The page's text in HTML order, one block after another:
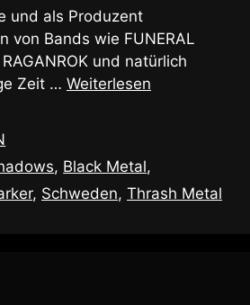
und als Produzent
von Bands wie FUNERAL
RAGANROK und natürlich
Zeit … Weiterlesen
, Black Metal,
, Schweden, Thrash Metal